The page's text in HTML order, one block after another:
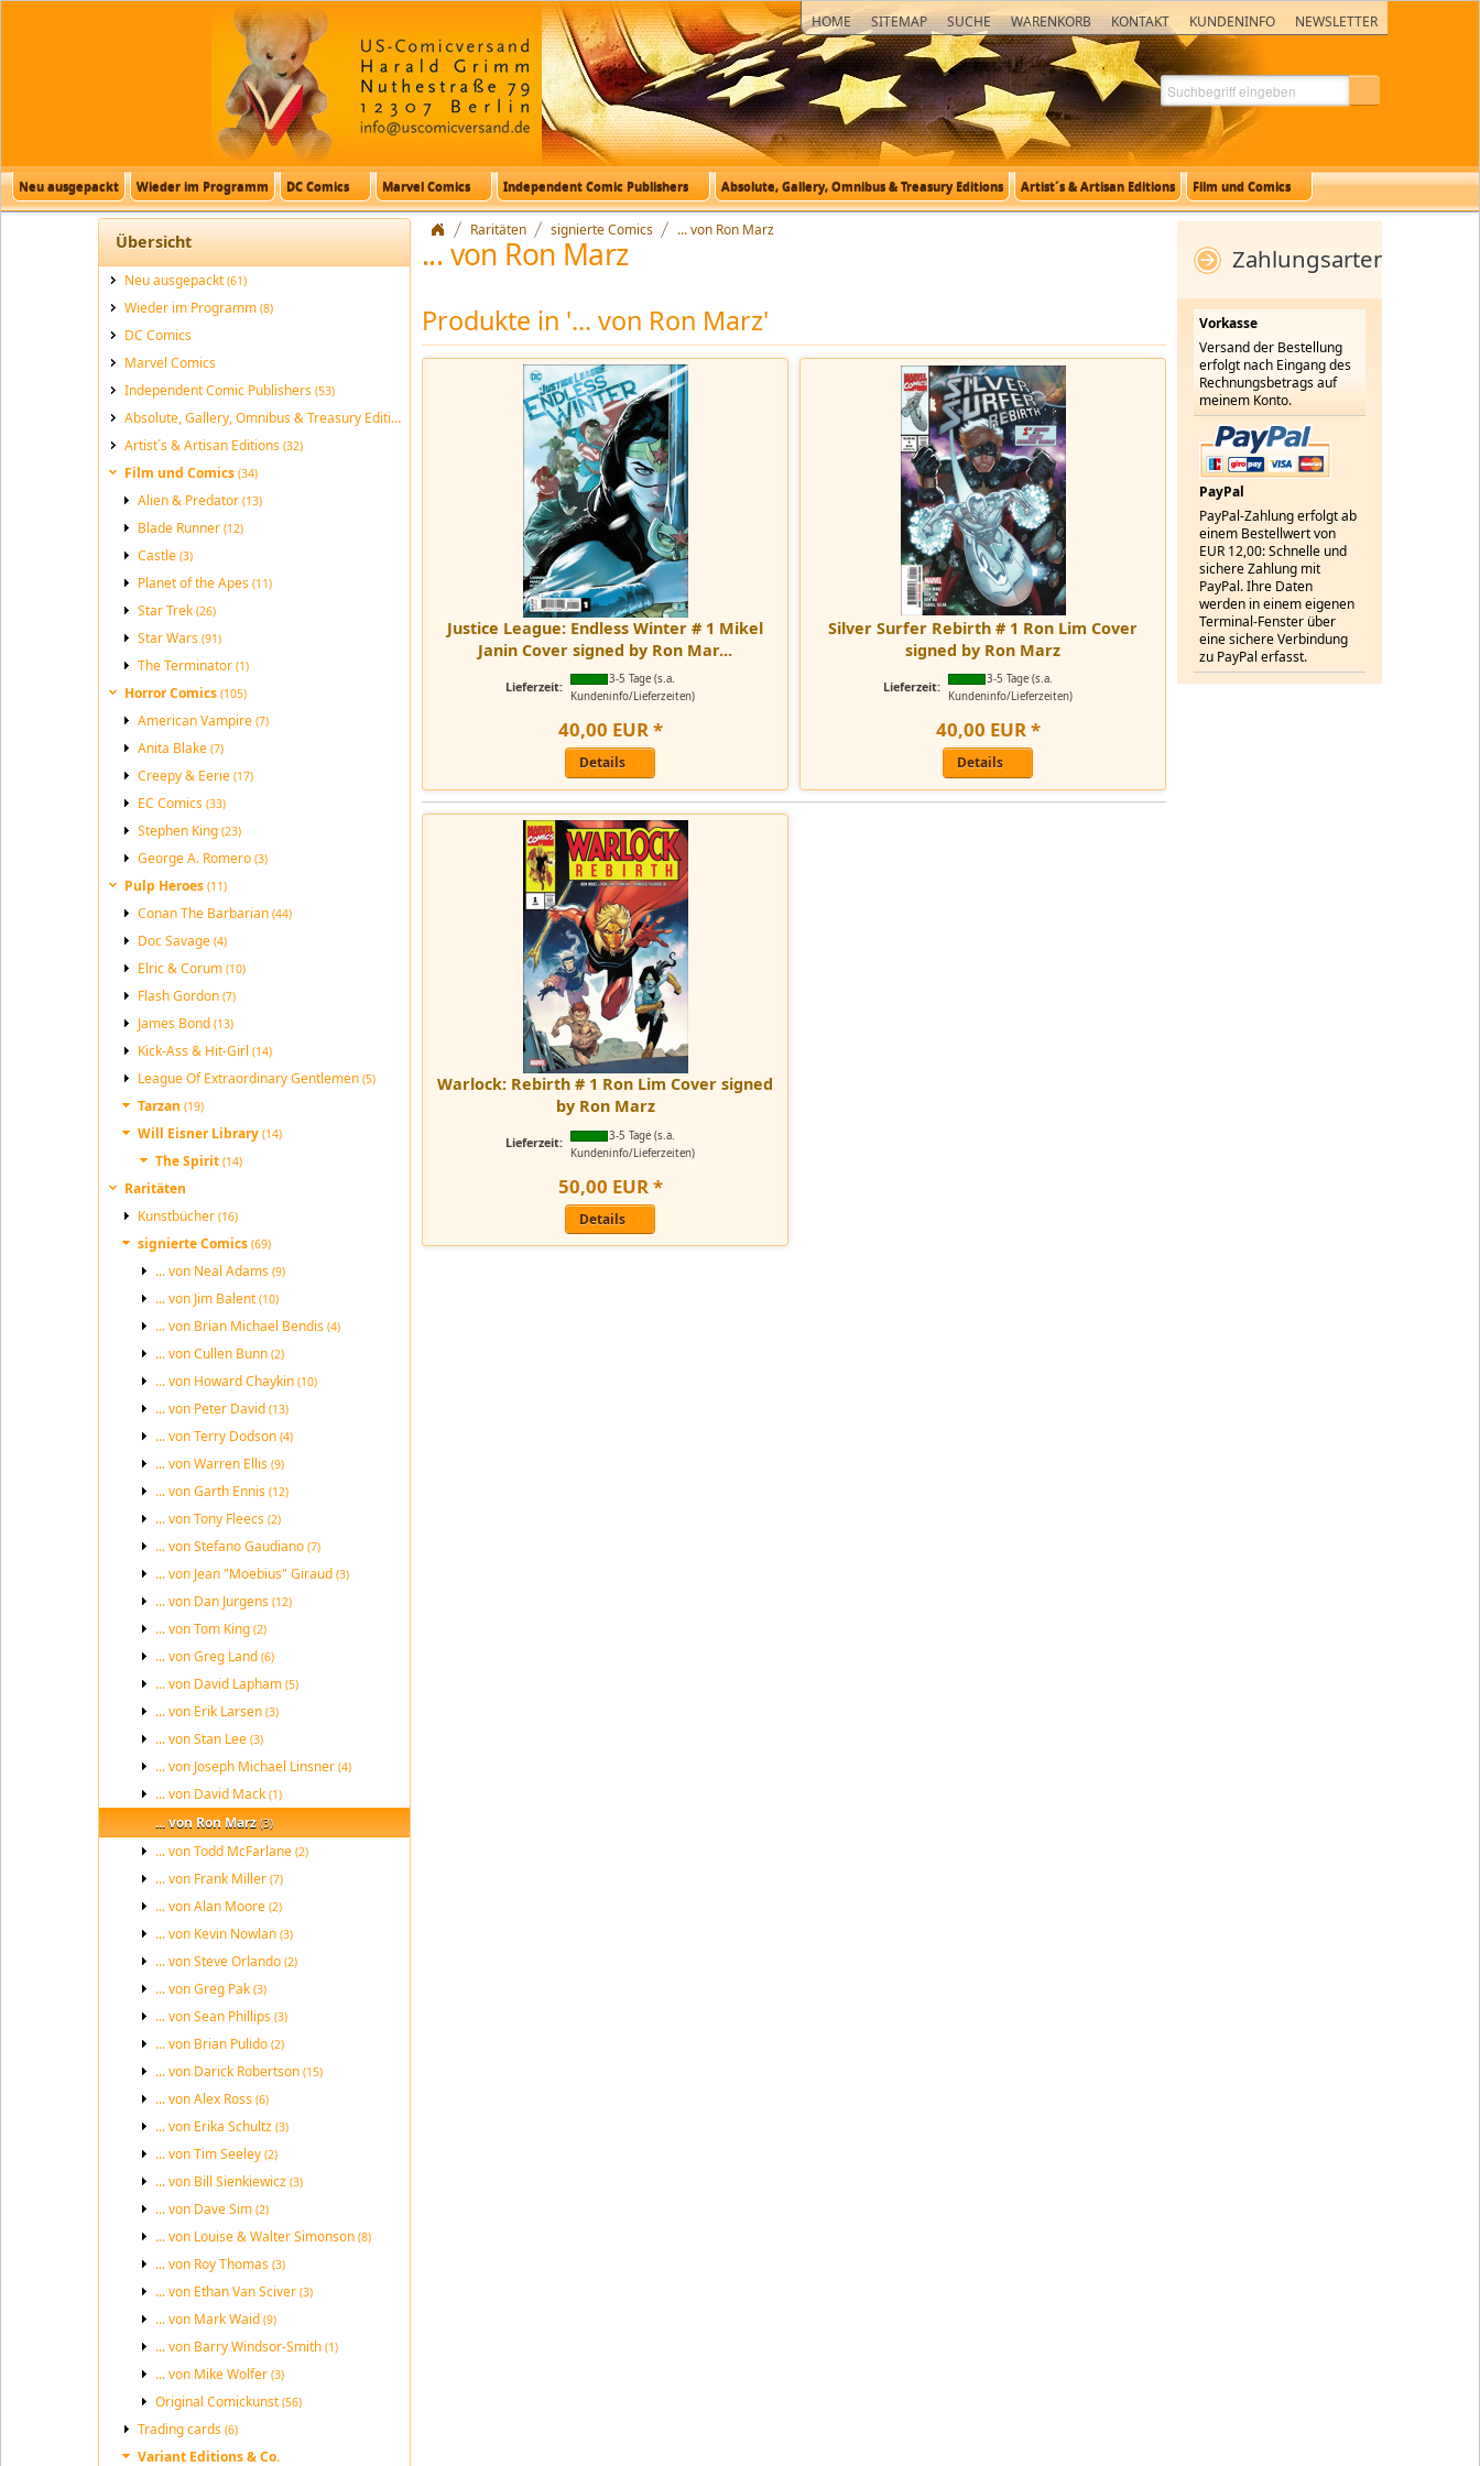
HOME SITEMAP SUCHE WARENKORB KONTAKT KUNDENINFO NEWSLETTER
Neu ausgepackt Wieder im Programm DC Comics Marvel Comics Independent Comic Publishers Absolute, Gallery, Omnibus & Treasury Editions Artist´s & Artisan Editions Film und Comics
Übersicht
Neu ausgepackt (61)
Wieder im Programm (8)
DC Comics
Marvel Comics
Independent Comic Publishers (53)
Absolute, Gallery, Omnibus & Treasury Editions
Artist´s & Artisan Editions (32)
Film und Comics (34)
Alien & Predator (13)
Blade Runner (12)
Castle (3)
Planet of the Apes (11)
Star Trek (26)
Star Wars (91)
The Terminator (1)
Horror Comics (105)
American Vampire (7)
Anita Blake (7)
Creepy & Eerie (17)
EC Comics (33)
Stephen King (23)
George A. Romero (3)
Pulp Heroes (11)
Conan The Barbarian (44)
Doc Savage (4)
Elric & Corum (10)
Flash Gordon (7)
James Bond (13)
Kick-Ass & Hit-Girl (14)
League Of Extraordinary Gentlemen (5)
Tarzan (19)
Will Eisner Library (14)
The Spirit (14)
Raritäten
Kunstbücher (16)
signierte Comics (69)
... von Neal Adams (9)
... von Jim Balent (10)
... von Brian Michael Bendis (4)
... von Cullen Bunn (2)
... von Howard Chaykin (10)
... von Peter David (13)
... von Terry Dodson (4)
... von Warren Ellis (9)
... von Garth Ennis (12)
... von Tony Fleecs (2)
... von Stefano Gaudiano (7)
... von Jean "Moebius" Giraud (3)
... von Dan Jurgens (12)
... von Tom King (2)
... von Greg Land (6)
... von David Lapham (5)
... von Erik Larsen (3)
... von Stan Lee (3)
... von Joseph Michael Linsner (4)
... von David Mack (1)
... von Ron Marz (3)
... von Todd McFarlane (2)
... von Frank Miller (7)
... von Alan Moore (2)
... von Kevin Nowlan (3)
... von Steve Orlando (2)
... von Greg Pak (3)
... von Sean Phillips (3)
... von Brian Pulido (2)
... von Darick Robertson (15)
... von Alex Ross (6)
... von Erika Schultz (3)
... von Tim Seeley (2)
... von Bill Sienkiewicz (3)
... von Dave Sim (2)
... von Louise & Walter Simonson (8)
... von Roy Thomas (3)
... von Ethan Van Sciver (3)
... von Mark Waid (9)
... von Barry Windsor-Smith (1)
... von Mike Wolfer (3)
Original Comickunst (56)
Trading cards (6)
Variant Editions & Co.
Zahlungsarten
Vorkasse
Versand der Bestellung
erfolgt nach Eingang des
Rechnungsbetrags auf
meinem Konto.
PayPal
PayPal-Zahlung erfolgt ab
einem Bestellwert von
EUR 12,00: Schnelle und
sichere Zahlung mit
PayPal. Ihre Daten
werden in einem eigenen
Terminal-Fenster über
eine sichere Verbindung
zu PayPal erfasst.
Raritäten signierte Comics ... von Ron Marz
... von Ron Marz
Produkte in '... von Ron Marz'
Justice League: Endless Winter # 1 Mikel
Janin Cover signed by Ron Mar...
Lieferzeit:
3-5 Tage (s.a.
Kundeninfo/Lieferzeiten)
40,00 EUR*
Details
Silver Surfer Rebirth # 1 Ron Lim Cover
signed by Ron Marz
Lieferzeit:
3-5 Tage (s.a.
Kundeninfo/Lieferzeiten)
40,00 EUR*
Details
Warlock: Rebirth # 1 Ron Lim Cover signed
by Ron Marz
Lieferzeit:
3-5 Tage (s.a.
Kundeninfo/Lieferzeiten)
50,00 EUR*
Details